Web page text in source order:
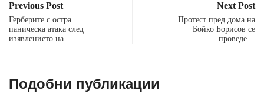
Previous Post
Герберите с остра
паническа атака след
изявлението на…
Next Post
Протест пред дома на
Бойко Борисов се
проведе…
Подобни публикации